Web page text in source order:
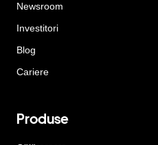
Newsroom
Investitori
Blog
Cariere
Produse